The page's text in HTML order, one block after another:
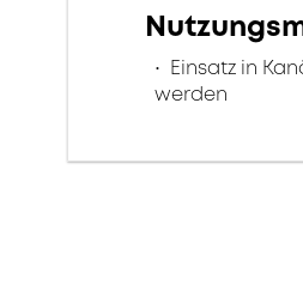
Einsatz in
werden